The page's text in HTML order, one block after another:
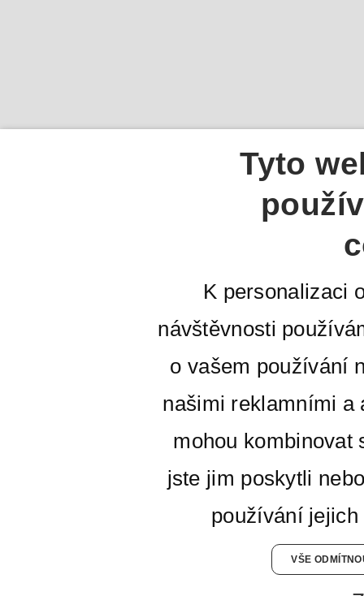
Tyto
K personalizaci
návštěvnosti
o vašem používání
našimi reklamními a
mohou kombinovat
jste jim poskytli
používání
VŠE